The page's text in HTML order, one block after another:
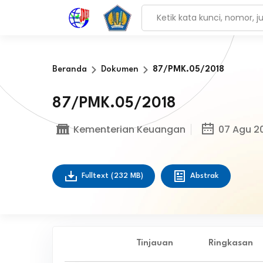
Beranda Dokumen 87/PMK.05/2018
87/PMK.05/2018
Kementerian Keuangan 07 Agu
Fulltext (232 MB) Abstrak
Tinjauan Ringkasan